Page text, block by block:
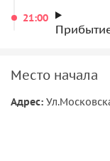
21:00
Место начала
Адрес: